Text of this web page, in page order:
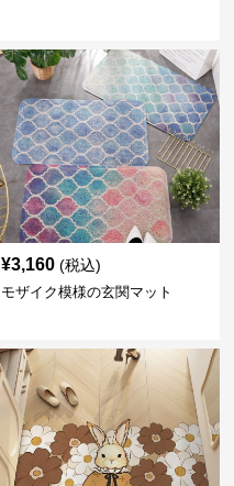
¥3,160 (税込)
モザイク模様の玄関マット